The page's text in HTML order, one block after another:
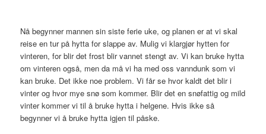
Nå begynner mannen sin siste ferie uke, og planen er at vi skal
reise en tur på hytta for slappe av. Mulig vi klargjør hytten for
vinteren, for blir det frost blir vannet stengt av. Vi kan bruke hytta
om vinteren også, men da må vi ha med oss vanndunk som vi
kan bruke. Det ikke noe problem. Vi får se hvor kaldt det blir i
vinter og hvor mye snø som kommer. Blir det en snøfattig og mild
vinter kommer vi til å bruke hytta i helgene. Hvis ikke så
begynner vi å bruke hytta igjen til påske.